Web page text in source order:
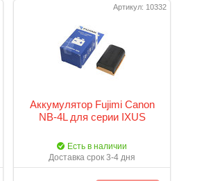
Артикул: 10332
Аккумулятор Fujimi Canon
NB-4L для серии IXUS
Есть в наличии
Доставка срок 3-4 дня